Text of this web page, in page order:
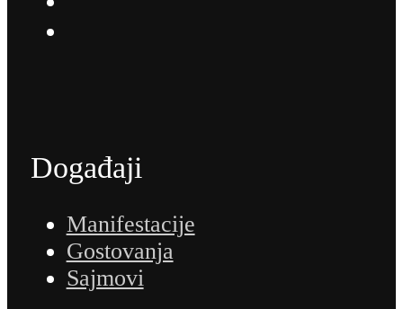
Događaji
Manifestacije
Gostovanja
Sajmovi